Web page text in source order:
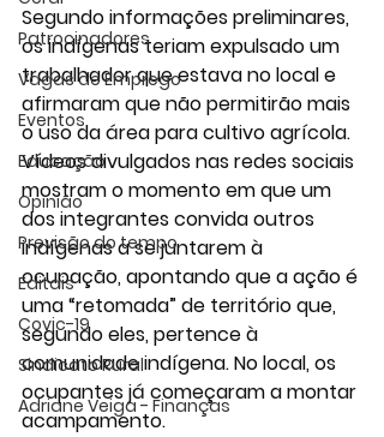
Patrocinadores
Vagas de Emprego
Eventos
Educação
Opinião
Previsão do tempo
Editais
Covic-19
Sindicato Rural
Adriane Veiga - Finanças
Segundo informações preliminares,
os indígenas teriam expulsado um
trabalhador que estava no local e
afirmaram que não permitirão mais
o uso da área para cultivo agrícola.
Vídeos divulgados nas redes sociais
mostram o momento em que um
dos integrantes convida outros
indígenas a se juntarem à
ocupação, apontando que a ação é
uma “retomada” de território que,
segundo eles, pertence à
comunidade indígena. No local, os
ocupantes já começaram a montar
acampamento.